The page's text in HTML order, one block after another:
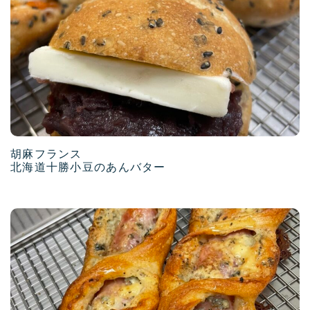
胡麻フランス
北海道十勝小豆のあんバター